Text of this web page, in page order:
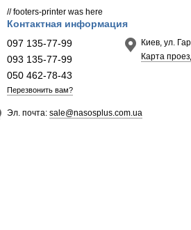
// footers-printer was here
Контактная информация
097 135-77-99
093 135-77-99
050 462-78-43
Перезвонить вам?
Киев, ул.
Карта
Эл. почта:sale@nasosplus.com.ua